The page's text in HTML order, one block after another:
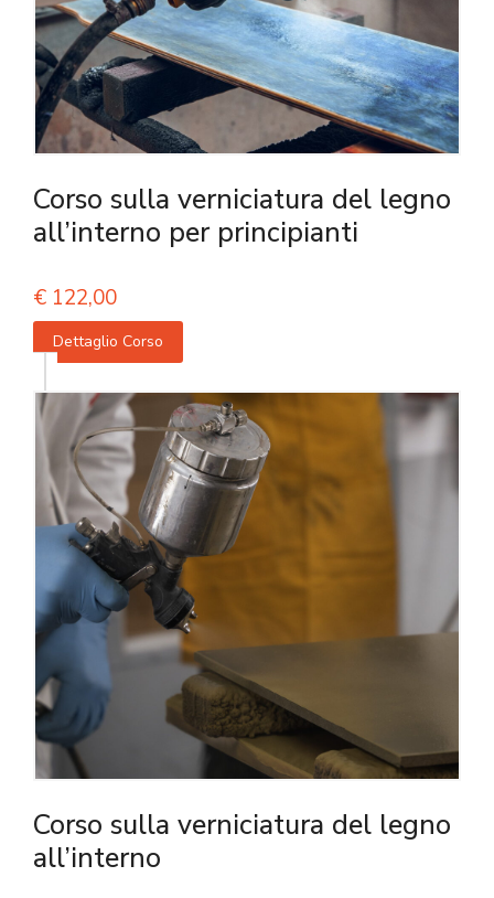
Corso sulla verniciatura del legno
all’interno per principianti
€ 122,00
Dettaglio Corso
Corso sulla verniciatura del legno
all’interno